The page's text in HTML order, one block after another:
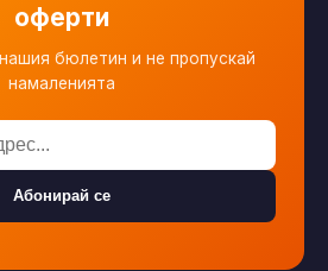
оферти
бюлетин и не пропускай
намаленията
Абонирай се